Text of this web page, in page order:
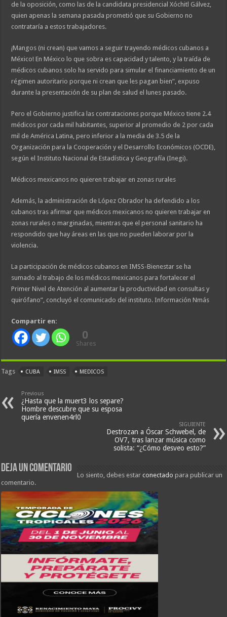
de la oposición, como las de la candidata presidencial Xóchitl Gálvez,
quien apenas la semana pasada prometió que su Gobierno no
contrataría a estos trabajadores.
¡Mangos (ni crean) que vamos a seguir trayendo médicos cubanos a
México! En México lo que sobra es capacidad y talento, y la traída de
médicos cubanos solo ha servido para simular el financiamiento de un
régimen autoritario porque ni crean que les pagan bien”, expuso
durante la presentación de su plan de salud el lunes pasado.
Pero el Gobierno justifica las contrataciones porque México tiene 2.4
médicos por cada mil habitantes, superior al promedio de 2 por cada
mil de América Latina, pero inferior a la media de 3.5 de la
Organización para la Cooperación y el Desarrollo Económicos (OCDE),
según el Instituto Nacional de Estadística y Geografía (Inegi).
Médicos mexicanos no quieren trabajar en zonas rurales
Además, la administración de López Obrador ha defendido a los
cubanos tras afirmar que médicos mexicanos no quieren trabajar en
zonas rurales o marginadas, mientras que el personal sanitario ha
respondido que hay áreas en las que no pueden laborar por la
violencia.
La participación de médicos cubanos en IMSS-Bienestar se ha
sumado al trabajo de los médicos mexicanos para fortalecer el
Primer Nivel de Atención al aumentar la productividad en consultas y
quirófano”, concluyó el comunicado del instituto. Información Nmás
Compartir en:
0
Shares
Tags CUBA IMSS MEDICOS
Previous
¿Hasta que la muert3 los separe?
Hombre descubre que su esposa
quería envenen4rl0
SIGUIENTE
Destrozan a Óscar Schwebel, de
OV7, tras lanzar música como
solista: “¿Cómo desveo esto?”
Deja un comentario
Lo siento, debes estarconectado para publicar un
comentario.